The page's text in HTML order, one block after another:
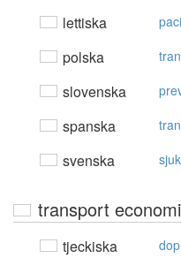
lettiska
polska
slovenska
spanska
svenska
transport
tjeckiska